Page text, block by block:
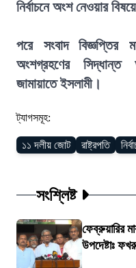
নির্বাচনে অংশ নেওয়ার
পরে সংবাদ বিজ্ঞপ্তির
অংশগ্রহণের সিদ্ধান্ত
জামায়াতে ইসলামী।
ট্যাগসমূহ:
১১ দলীয় জোট রাষ্ট্রপতি
সংশ্লিষ্ট
ফেব্রুয়ারির
উপদেষ্টাঃ